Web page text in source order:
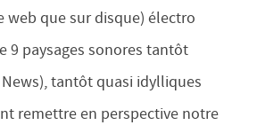
web que sur disque) électro
9 paysages sonores tantôt
tantôt quasi idylliques
remettre en perspective notre